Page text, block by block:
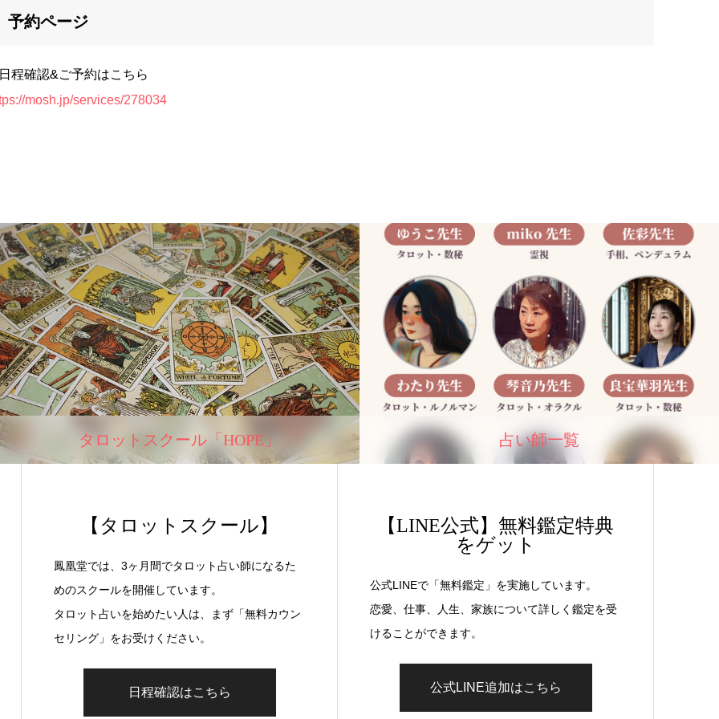
予約ページ
程確認&ご予約はこちら
mosh.jp/services/278034
タロットスクール「HOPE」 占い師一覧
【タロットスクール】
鳳凰堂では、3ヶ月間でタロット占い師になるた
めのスクールを開催しています。
タロット占いを始めたい人は、まず「無料カウン
セリング」をお受けください。
日程確認はこちら
【LINE公式】無料鑑定特典
をゲット
公式LINEで「無料鑑定」を実施しています。
恋愛、仕事、人生、家族について詳しく鑑定を受
けることができます。
公式LINE追加はこちら